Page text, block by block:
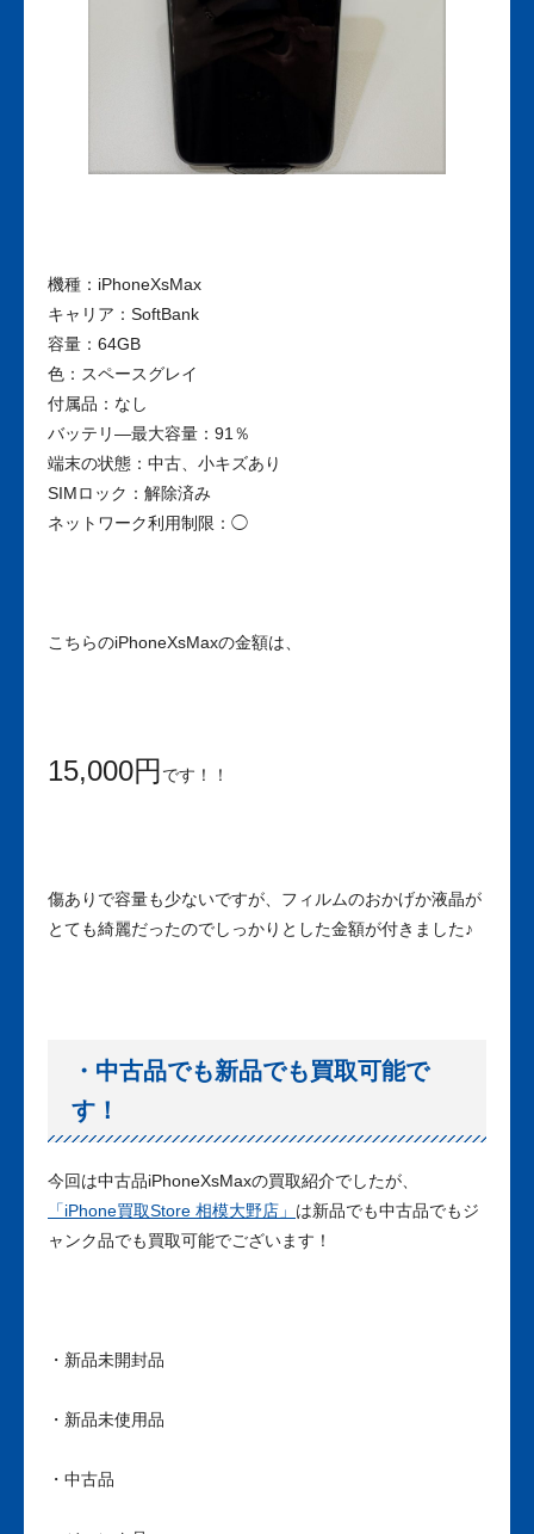
機種：iPhoneXsMax
キャリア：SoftBank
容量：64GB
色：スペースグレイ
付属品：なし
バッテリ―最大容量：91％
端末の状態：中古、小キズあり
SIMロック：解除済み
ネットワーク利用制限：◯
こちらのiPhoneXsMaxの金額は、
15,000円です！！
傷ありで容量も少ないですが、フィルムのおかげか液晶が
とても綺麗だったのでしっかりとした金額が付きました♪
・中古品でも新品でも買取可能で
す！
今回は中古品iPhoneXsMaxの買取紹介でしたが、
「iPhone買取Store 相模大野店」 は新品でも中古品でもジ
ャンク品でも買取可能でございます！
・新品未開封品
・新品未使用品
・中古品